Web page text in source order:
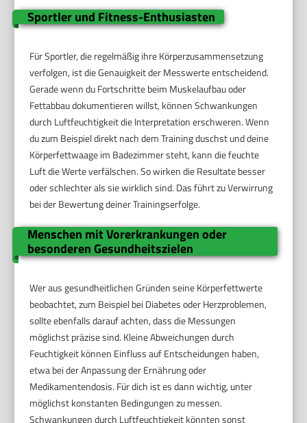
Sportler und Fitness-Enthusiasten
Für Sportler, die regelmäßig ihre Körperzusammensetzung
verfolgen, ist die Genauigkeit der Messwerte entscheidend.
Gerade wenn du Fortschritte beim Muskelaufbau oder
Fettabbau dokumentieren willst, können Schwankungen
durch Luftfeuchtigkeit die Interpretation erschweren. Wenn
du zum Beispiel direkt nach dem Training duschst und deine
Körperfettwaage im Badezimmer steht, kann die feuchte
Luft die Werte verfälschen. So wirken die Resultate besser
oder schlechter als sie wirklich sind. Das führt zu Verwirrung
bei der Bewertung deiner Trainingserfolge.
Menschen mit Vorerkrankungen oder
besonderen Gesundheitszielen
Wer aus gesundheitlichen Gründen seine Körperfettwerte
beobachtet, zum Beispiel bei Diabetes oder Herzproblemen,
sollte ebenfalls darauf achten, dass die Messungen
möglichst präzise sind. Kleine Abweichungen durch
Feuchtigkeit können Einfluss auf Entscheidungen haben,
etwa bei der Anpassung der Ernährung oder
Medikamentendosis. Für dich ist es dann wichtig, unter
möglichst konstanten Bedingungen zu messen.
Schwankungen durch Luftfeuchtigkeit könnten sonst